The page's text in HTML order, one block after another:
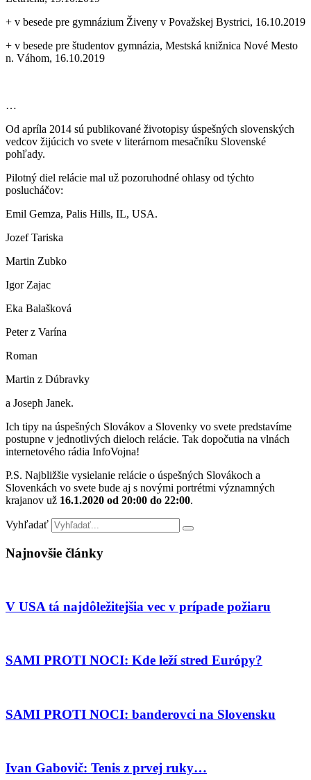
+ v besede pre gymnázium Živeny v Považskej Bystrici, 16.10.2019
+ v besede pre študentov gymnázia, Mestská knižnica Nové Mesto
n. Váhom, 16.10.2019
…
Od apríla 2014 sú publikované životopisy úspešných slovenských
vedcov žijúcich vo svete v literárnom mesačníku Slovenské
pohľady.
Pilotný diel relácie mal už pozoruhodné ohlasy od týchto
poslucháčov:
Emil Gemza, Palis Hills, IL, USA.
Jozef Tariska
Martin Zubko
Igor Zajac
Eka Balašková
Peter z Varína
Roman
Martin z Dúbravky
a Joseph Janek.
Ich tipy na úspešných Slovákov a Slovenky vo svete predstavíme
postupne v jednotlivých dieloch relácie. Tak dopočutia na vlnách
internetového rádia InfoVojna!
P.S. Najbližšie vysielanie relácie o úspešných Slovákoch a
Slovenkách vo svete bude aj s novými portrétmi významných
krajanov už 16.1.2020 od 20:00 do 22:00.
Vyhľadať
Najnovšie články
V USA tá najdôležitejšia vec v prípade požiaru
SAMI PROTI NOCI: Kde leží stred Európy?
SAMI PROTI NOCI: banderovci na Slovensku
Ivan Gabovič: Tenis z prvej ruky…